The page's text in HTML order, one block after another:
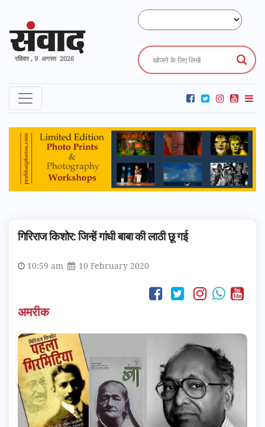
रविवार , 9 अगस्त 2026
गिरिराज किशोर: जिन्हें गांधी बाबा की लाठी छू गई
10:59 am 10 February 2020
अमरीक